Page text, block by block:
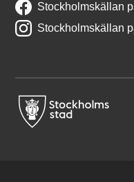
Stockholmskällan
Stockholmskällan